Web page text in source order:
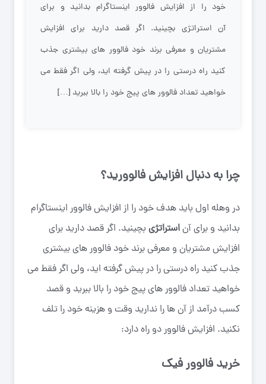
خود را از افزایش فالوور اینستاگرام بدانید و برای
آن استراتژی بچینید. اگر قصد دارید برای افزایش
مشتریان و معرفی برند خود فالوور های بیشتری جذب
کنید راه درستی را در پیش گرفته اید، ولی اگر فقط می
خواهید تعداد فالوور های پیج خود را بالا ببرید […]
چرا به دنبال افزایش فالوورید؟
در وهله اول باید هدف خود را از افزایش فالوور اینستاگرام
بدانید و برای آناستراتژی بچینید. اگر قصد دارید برای
افزایش مشتریان و معرفی برند خود فالوور های بیشتری
جذب کنید راه درستی را در پیش گرفته اید، ولی اگر فقط می
خواهید تعداد فالوور های پیج خود را بالا ببرید و قصد
کسب درآمد از آن ها را ندارید وقت و هزینه خود را تلف
نکنید. افزایش فالوور دو راه دارد:
خرید فالوور فیک